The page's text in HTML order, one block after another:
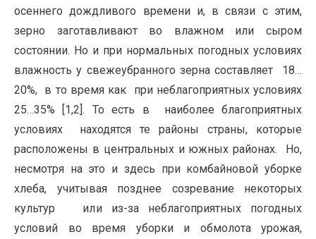
осеннего дождливого времени и, в связи с этим,
зерно заготавливают во влажном или сыром
состоянии. Но и при нормальных погодных условиях
влажность у свежеубранного зерна составляет 18…
20%, в то время как при неблагоприятных условиях
25…35% [1,2]. То есть в наиболее благоприятных
условиях находятся те районы страны, которые
расположены в центральных и южных районах. Но,
несмотря на это и здесь при комбайновой уборке
хлеба, учитывая позднее созревание некоторых
культур или из-за неблагоприятных погодных
условий во время уборки и обмолота урожая,